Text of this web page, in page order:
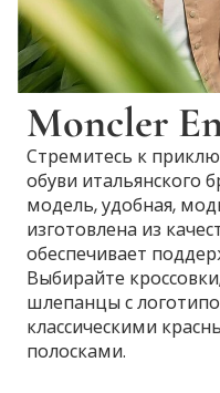
Moncler
Стремитесь к
обуви итальянского
модель, удобная,
изготовлена из
обеспечивает
Выбирайте
шлепанцы с
классическими
полосками.